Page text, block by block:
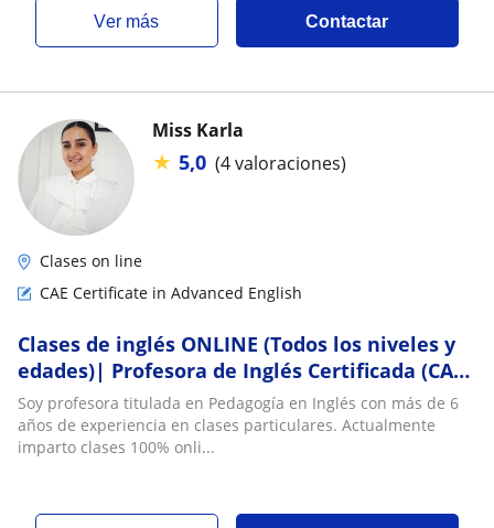
ver más Contactar
Miss Karla
★ 5,0 (4 valoraciones)
Clases on line
CAE Certificate in Advanced English
Clases de inglés ONLINE (Todos los niveles y
edades)| Profesora de Inglés Certificada (CAE
C1)
Soy profesora titulada en Pedagogía en Inglés con más de 6
años de experiencia en clases particulares. Actualmente
imparto clases 100% onli...